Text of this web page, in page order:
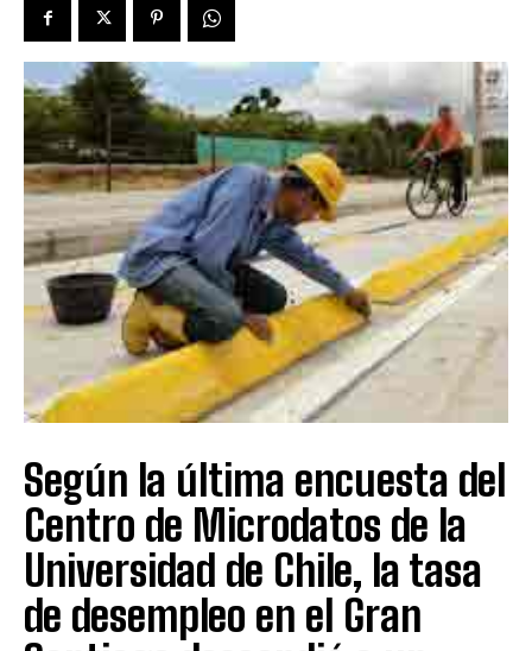
Según la última encuesta del
Centro de Microdatos de la
Universidad de Chile, la tasa
de desempleo en el Gran